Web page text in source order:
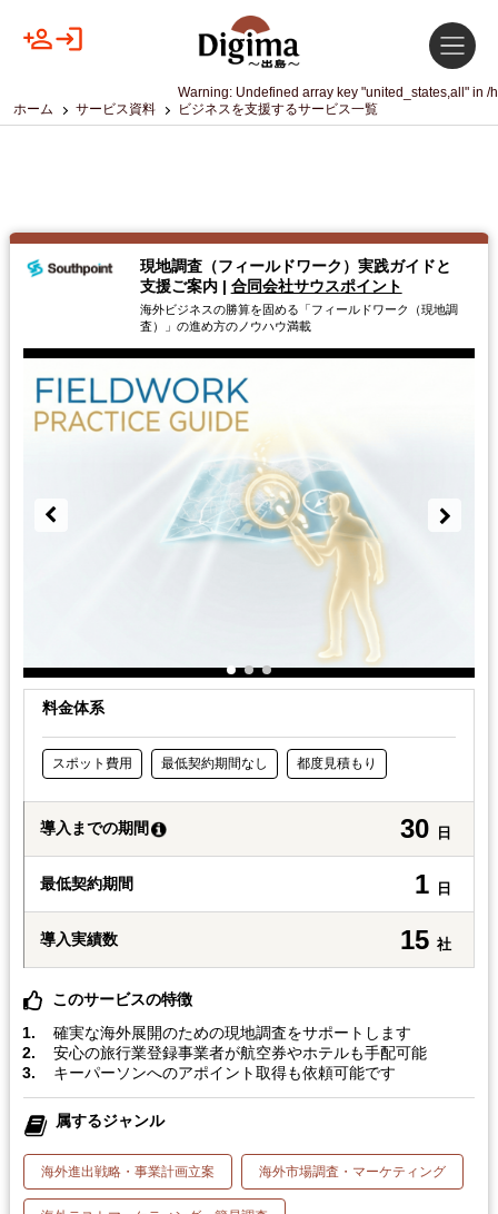
ホーム サービス資料
Warning: Undefined array key "united_states,all" in /
ビジネスを支援するサービス一覧
現地調査（フィールドワーク） 実践ガイドと
支援ご案内 | 合同会社サウスポイント
海外ビジネスの勝算を固める「フィールドワーク（現地調
査）」の進め方のノウハウ満載
料金体系
スポット費用 最低契約期間なし 都度見積もり
導入までの期間 30 日
最低契約期間 1 日
導入実績数 15 社
このサービスの特徴
確実な海外展開のための現地調査をサポートします
安心の旅行業登録事業者が航空券やホテルも手配可能
キーパーソンへのアポイント取得も依頼可能です
属するジャンル
海外進出戦略・事業計画立案 海外市場調査・マーケティング